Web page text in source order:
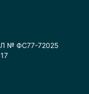
№ ФС77-72025